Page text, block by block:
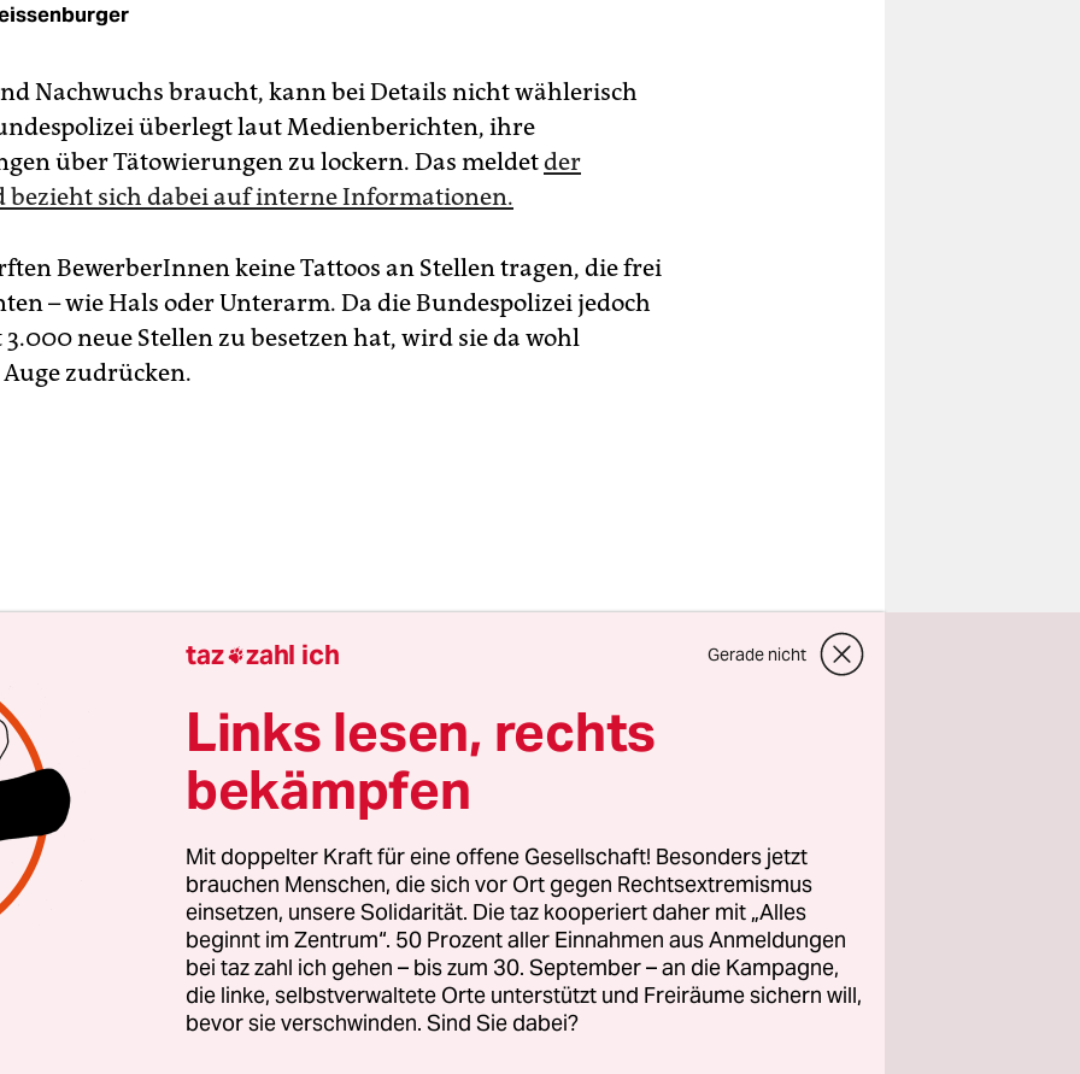
Nachwuchs braucht, kann bei Details nicht wählerisch
überlegt laut Medienberichten, ihre
über Tätowierungen zu lockern. Das meldetder
bezieht sich dabei auf interne Informationen.
BewerberInnen keine Tattoos an Stellen tragen, die frei
– wie Hals oder Unterarm. Da die Bundespolizei jedoch
neue Stellen zu besetzen hat, wird sie da wohl
zudrücken.
beweist das, was sie schon lange befürchten: Farbe
ist nicht mehr, was es mal war. Wenn sich bisher
an einer Stelle stechen ließ, die schwer zu bedecken
die entsetzte Verwandtschaft, keine Bank, kein schickes
einen damit je einstellen – und schon gar nicht die Polizei.
taz zahl ich Gerade nicht
Links lesen, rechts
bekämpfen
Mit doppelter Kraft für eine offene Gesellschaft! Besonders jetzt
brauchen Menschen, die sich vor Ort gegen Rechtsextremismus
einsetzen, unsere Solidarität. Die taz kooperiert daher mit „Alles
beginnt im Zentrum“. 50 Prozent aller Einnahmen aus Anmeldungen
bei taz zahl ich gehen – bis zum 30. September – an die Kampagne,
die linke, selbstverwaltete Orte unterstützt und Freiräume sichern will,
bevor sie verschwinden. Sind Sie dabei?